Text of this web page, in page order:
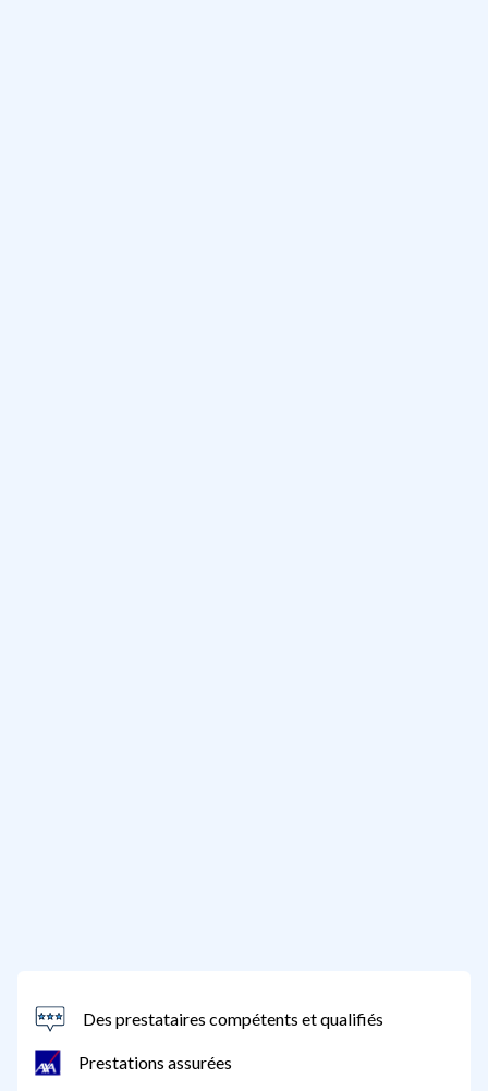
Des prestataires compétents et qualifiés
Prestations assurées